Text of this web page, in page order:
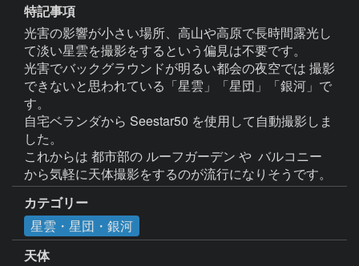
特記事項
光害の影響が小さい場所、高山や高原で長時間露光し
て淡い星雲を撮影をするという偏見は不要です。
光害でバックグラウンドが明るい都会の夜空では 撮影
できないと思われている「星雲」「星団」「銀河」で
す。
自宅ベランダから Seestar50 を使用して自動撮影しま
した。
これからは 都市部の ルーフガーデン や  バルコニー
カテゴリー
星雲・星団・銀河
天体